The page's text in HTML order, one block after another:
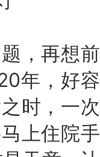
，再想前
年，好容
时，一次
上住院手